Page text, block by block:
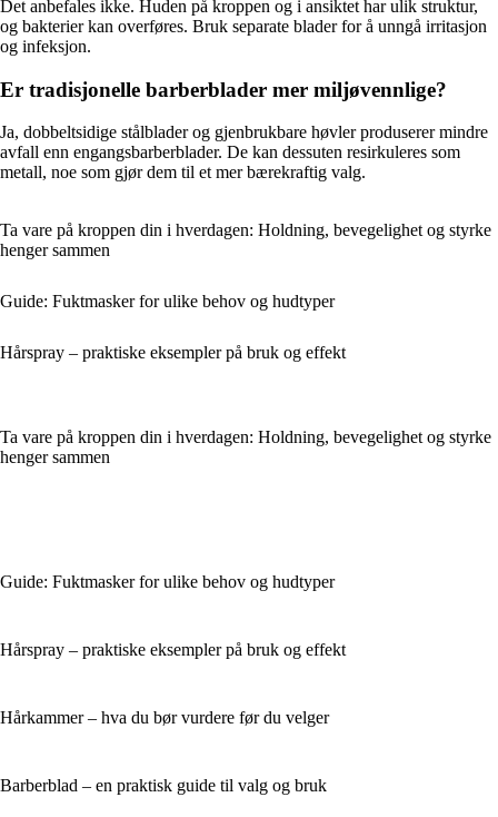
Det anbefales ikke. Huden på kroppen og i ansiktet har ulik struktur,
og bakterier kan overføres. Bruk separate blader for å unngå irritasjon
og infeksjon.
Er tradisjonelle barberblader mer miljøvennlige?
Ja, dobbeltsidige stålblader og gjenbrukbare høvler produserer mindre
avfall enn engangsbarberblader. De kan dessuten resirkuleres som
metall, noe som gjør dem til et mer bærekraftig valg.
Ta vare på kroppen din i hverdagen: Holdning, bevegelighet og styrke
henger sammen
Guide: Fuktmasker for ulike behov og hudtyper
Hårspray – praktiske eksempler på bruk og effekt
Ta vare på kroppen din i hverdagen: Holdning, bevegelighet og styrke
henger sammen
Guide: Fuktmasker for ulike behov og hudtyper
Hårspray – praktiske eksempler på bruk og effekt
Hårkammer – hva du bør vurdere før du velger
Barberblad – en praktisk guide til valg og bruk